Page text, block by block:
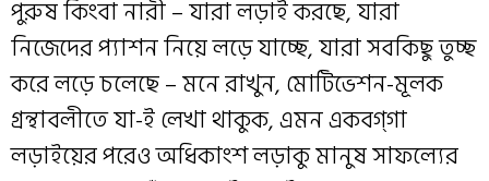
পুরুষ কিংবা নারী – যারা লড়াই করছে, যারা
নিজেদের প্যাশন নিয়ে লড়ে যাচ্ছে, যারা সবকিছু তুচ্ছ
করে লড়ে চলেছে – মনে রাখুন, মোটিভেশন-মূলক
গ্রন্থাবলীতে যা-ই লেখা থাকুক, এমন একবগ্‌গা
লড়াইয়ের পরেও অধিকাংশ লড়াকু মানুষ সাফল্যের